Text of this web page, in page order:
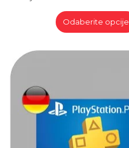
Odaberite opcije